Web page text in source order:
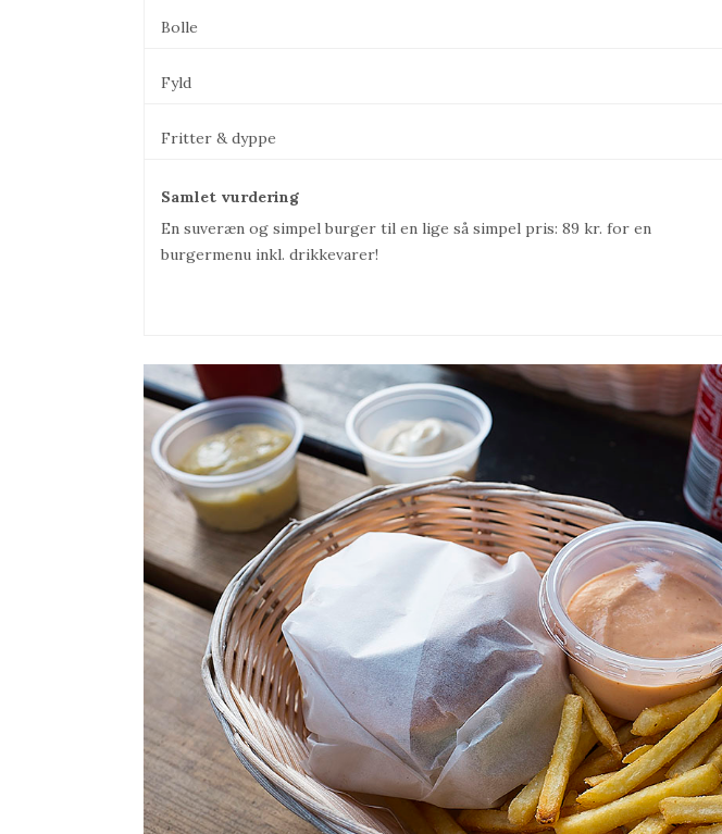
Bolle
Fyld
Fritter & dyppe
Samlet vurdering
En suveræn og simpel burger til en lige så simpel pris: 89 kr. for en
burgermenu inkl. drikkevarer!